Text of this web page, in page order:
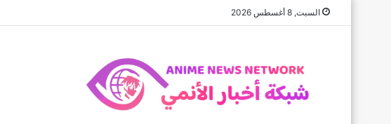
السبت, 8 أغسطس 2026